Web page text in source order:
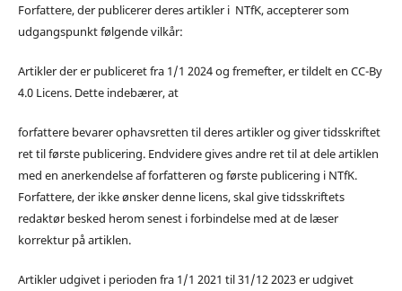
Forfattere, der publicerer deres artikler i NTfK, accepterer som
udgangspunkt følgende vilkår:
Artikler der er publiceret fra 1/1 2024 og fremefter, er tildelt en CC-By
4.0 Licens. Dette indebærer, at
forfattere bevarer ophavsretten til deres artikler og giver tidsskriftet
ret til første publicering. Endvidere gives andre ret til at dele artiklen
med en anerkendelse af forfatteren og første publicering i NTfK.
Forfattere, der ikke ønsker denne licens, skal give tidsskriftets
redaktør besked herom senest i forbindelse med at de læser
korrektur på artiklen.
Artikler udgivet i perioden fra 1/1 2021 til 31/12 2023 er udgivet